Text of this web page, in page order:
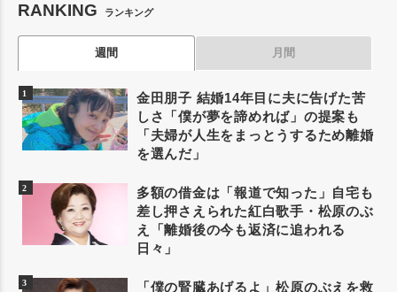
RANKING ランキング
週間 月間
金田朋子 結婚14年目に夫に告げた苦
しさ「僕が夢を諦めれば」の提案も
「夫婦が人生をまっとうするため離婚
を選んだ」
多額の借金は「報道で知った」自宅も
差し押さえられた紅白歌手・松原のぶ
え「離婚後の今も返済に追われる
日々」
「僕の腎臓あげるよ」松原のぶえを救